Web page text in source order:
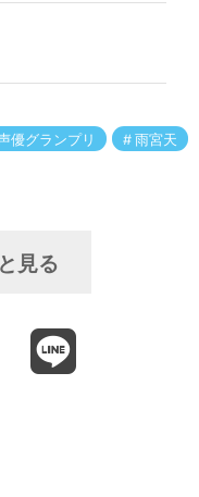
優グランプリ 雨宮天
見る